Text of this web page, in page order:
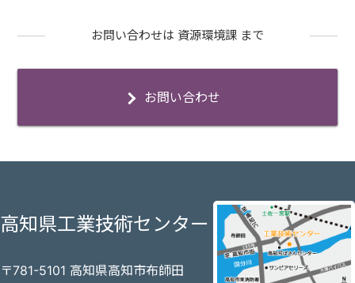
お問い合わせは 資源環境課 まで
お問い合わせ
高知県工業技術センター
〒781-5101 高知県高知市布師田